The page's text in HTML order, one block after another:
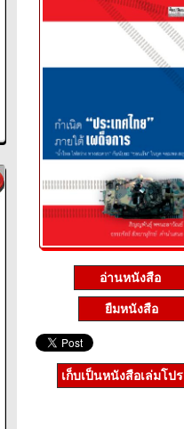
อ่านหนังสือ
ยืมหนังสือ
เก็บเป็นหนังสือเล่มโป